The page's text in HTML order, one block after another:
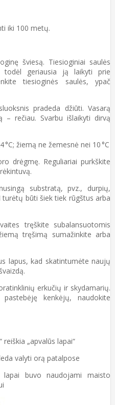
iki 100 metų.
šviesą. Tiesioginiai saulės
todėl geriausia ją laikyti prie
tiesioginės saulės, ypač
pradeda džiūti. Vasarą
– rečiau. Svarbu išlaikyti dirvą
žiemą ne žemesnė nei 10 °C
drėgmę. Reguliariai purkškite
substratą, pvz., durpių,
būti šiek tiek rūgštus arba
tręškite subalansuotomis
tręšimą sumažinkite arba
lapus, kad skatintumėte naujų
erkučių ir skydamarių.
kenkėjų, naudokite
reiškia „apvalūs lapai“
valyti orą patalpose
lapai buvo naudojami maisto